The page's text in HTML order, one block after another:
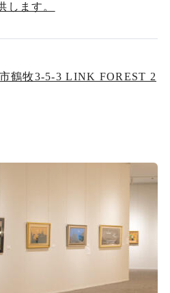
します。
鶴牧3-5-3 LINK FOREST 2